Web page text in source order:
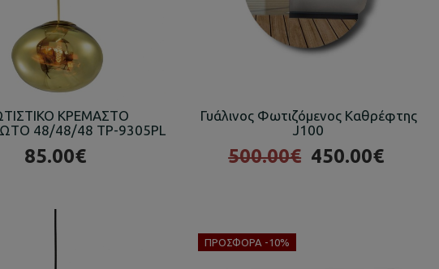
ΚΡΕΜΑΣΤΟ
48/48/48 TP-9305PL
85.00€
Γυάλινος Φωτιζόμενος Καθρέφτης
J100
500.00€ 450.00€
ΠΡΟΣΦΟΡΆ -10%